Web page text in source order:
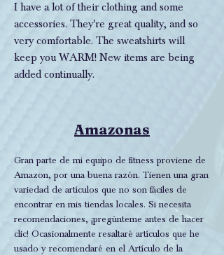
I have a lot of their clothing and some
accessories. They're great quality, and so
very comfortable. The sweatshirts will
keep you WARM! New items are being
added continually.
Amazonas
Gran parte de mi equipo de fitness proviene de
Amazon, por una buena razón. Tienen una gran
variedad de artículos que no son fáciles de
encontrar en mis tiendas locales. Si necesita
recomendaciones, ¡pregúnteme antes de hacer
clic! Ocasionalmente resaltaré artículos que he
usado y recomendaré en el Artículo de la